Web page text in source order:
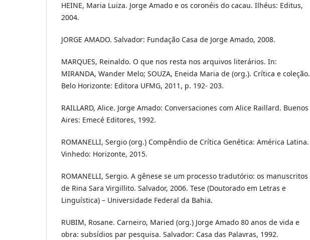
HEINE, Maria Luiza. Jorge Amado e os coronéis do cacau. Ilhéus: Editus,
2004.
JORGE AMADO. Salvador: Fundação Casa de Jorge Amado, 2008.
MARQUES, Reinaldo. O que nos resta nos arquivos literários. In:
MIRANDA, Wander Melo; SOUZA, Eneida Maria de (org.). Crítica e coleção.
Belo Horizonte: Editora UFMG, 2011, p. 192- 203.
RAILLARD, Alice. Jorge Amado: Conversaciones com Alice Raillard. Buenos
Aires: Emecé Editores, 1992.
ROMANELLI, Sergio (org.) Compêndio de Crítica Genética: América Latina.
Vinhedo: Horizonte, 2015.
ROMANELLI, Sergio. A gênese se um processo tradutório: os manuscritos
de Rina Sara Virgillito. Salvador, 2006. Tese (Doutorado em Letras e
Linguística) – Universidade Federal da Bahia.
RUBIM, Rosane. Carneiro, Maried (org.) Jorge Amado 80 anos de vida e
obra: subsídios par pesquisa. Salvador: Casa das Palavras, 1992.